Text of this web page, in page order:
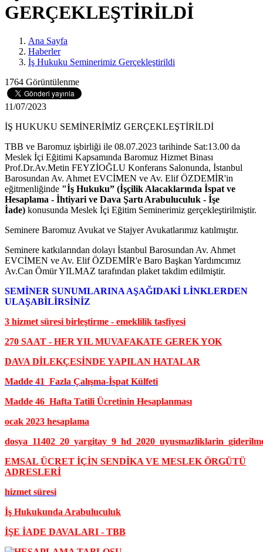
GERÇEKLEŞTİRİLDİ
Ana Sayfa
Haberler
İş Hukuku Seminerimiz Gerçekleştirildi
1764 Görüntülenme
11/07/2023
İŞ HUKUKU SEMİNERİMİZ GERÇEKLEŞTİRİLDİ
TBB ve Baromuz işbirliği ile 08.07.2023 tarihinde Sat:13.00 da
Meslek İçi Eğitimi Kapsamında Baromuz Hizmet Binası
Prof.Dr.Av.Metin FEYZİOĞLU Konferans Salonunda, İstanbul
Barosundan Av. Ahmet EVCİMEN ve Av. Elif ÖZDEMİR'in
eğitmenliğinde "İş Hukuku” (İşçilik Alacaklarında İspat ve
Hesaplama - İhtiyari ve Dava Şartı Arabuluculuk - İşe
İade) konusunda Meslek İçi Eğitim Seminerimiz gerçekleştirilmiştir.
Seminere Baromuz Avukat ve Stajyer Avukatlarımız katılmıştır.
Seminere katkılarından dolayı İstanbul Barosundan Av. Ahmet
EVCİMEN ve Av. Elif ÖZDEMİR'e Baro Başkan Yardımcımız
Av.Can Ömür YILMAZ tarafından plaket takdim edilmiştir.
SEMİNER SUNUMLARINA AŞAĞIDAKİ LİNKLERDEN
ULAŞABİLİRSİNİZ
3 hizmet süresi birleştirme - emeklilik tasfiyesi
270 SAAT - HER YIL MUVAFAKATE GEREK YOK
DAVA DİLEKÇESİNDE YAPILAN HATALAR
Madde 41_Fazla Çalışma-İspat Külfeti
Madde 46_Hafta Tatili Ücretinin Hesaplanması
ocak 2023 hesaplama
EMSAL ÜCRET İÇİN SENDİKA VE MESLEK ÖRGÜTÜ
ADRESLERİ
hizmet süresi
İş Hukukunda Arabuluculuk
İŞE İADE DAVALARI - TBB